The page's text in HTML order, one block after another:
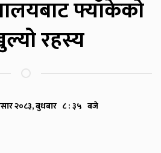
फ्याँकेको
रहस्य
२०८३, बुधबार ८ : ३५ बजे